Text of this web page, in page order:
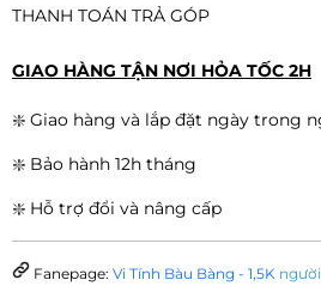
THANH TOÁN TRẢ GÓP
GIAO HÀNG TẬN NƠI HỎA TỐC 2H
❇️ Giao hàng và lắp đặt ngày trong
❇️ Bảo hành 12h tháng
❇️ Hỗ trợ đổi và nâng cấp
Fanepage: Vi Tính Bàu Bàng - 1,5K